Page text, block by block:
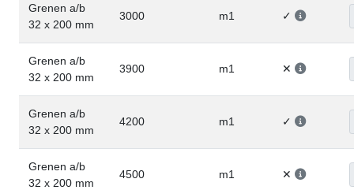
Grenen a/b
32 x 200 mm
3000 m1 ✓
Grenen a/b
32 x 200 mm
3900 m1 ✕
Grenen a/b
32 x 200 mm
4200 m1 ✓
Grenen a/b
32 x 200 mm
4500 m1 ✕